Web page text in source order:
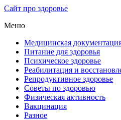
Сайт про здоровье
Меню
Медицинская
Питание для здоровья
Психическое здоровье
Реабилитация и
Репродуктивное здоровье
Советы по здоровью
Физическая активность
Вакцинация
Разное